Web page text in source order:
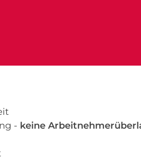
- keine